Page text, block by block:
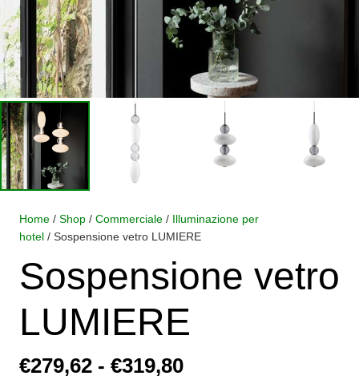
Home / Shop / Commerciale / Illuminazione per
hotel / Sospensione vetro LUMIERE
Sospensione vetro
LUMIERE
€279,62 - €319,80Fascia